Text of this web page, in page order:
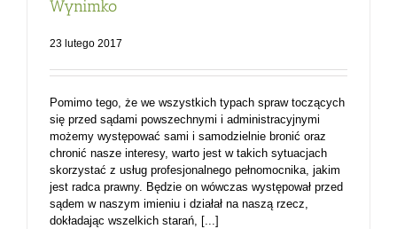
Wynimko
23 lutego 2017
Pomimo tego, że we wszystkich typach spraw toczących
się przed sądami powszechnymi i administracyjnymi
możemy występować sami i samodzielnie bronić oraz
chronić nasze interesy, warto jest w takich sytuacjach
skorzystać z usług profesjonalnego pełnomocnika, jakim
jest radca prawny. Będzie on wówczas występował przed
sądem w naszym imieniu i działał na naszą rzecz,
dokładając wszelkich starań, [...]